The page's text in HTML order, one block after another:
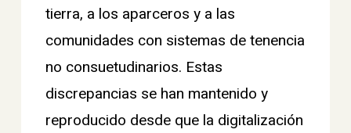
tierra, a los aparceros y a las
comunidades con sistemas de tenencia
no consuetudinarios. Estas
discrepancias se han mantenido y
reproducido desde que la digitalización